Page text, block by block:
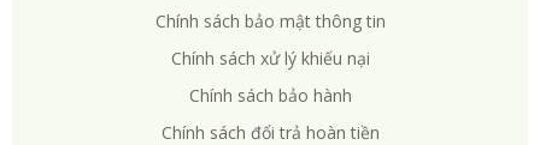
Chính sách bảo mật thông tin
Chính sách xử lý khiếu nại
Chính sách bảo hành
Chính sách đổi trả hoàn tiền